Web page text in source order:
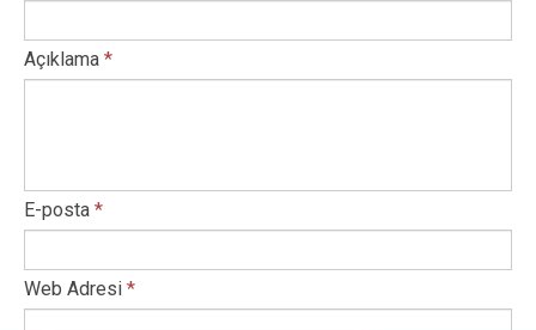
Açıklama *
E-posta *
Web Adresi *